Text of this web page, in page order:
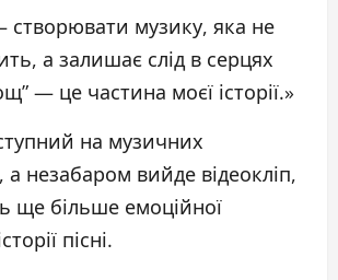
музику, яка не
а залишає слід в серцях
— це частина моєї історії.»
на музичних
незабаром вийде відеокліп,
ще більше емоційної
пісні.